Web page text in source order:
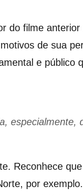
do filme
de sua
e público
Reconhece
por